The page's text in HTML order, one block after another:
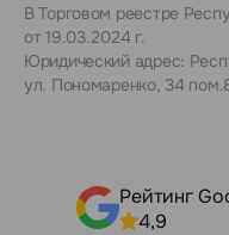
В Торговом реестре
от 19.03.2024 г.
Юридический адрес:
ул. Пономаренко, 34
Рейтинг
4,9